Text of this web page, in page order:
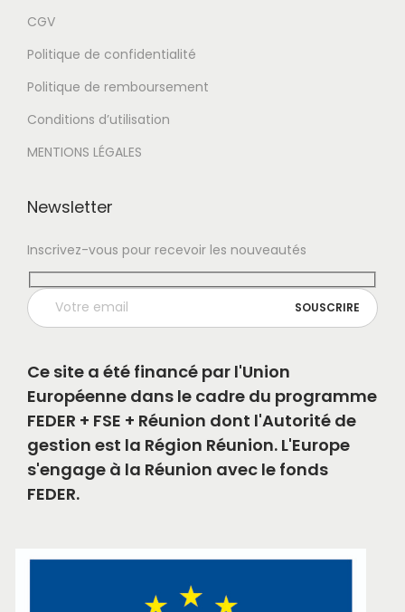
CGV
Politique de confidentialité
Politique de remboursement
Conditions d’utilisation
MENTIONS LÉGALES
Newsletter
Inscrivez-vous pour recevoir les nouveautés
Ce site a été financé par l'Union
Européenne dans le cadre du programme
FEDER + FSE + Réunion dont l'Autorité de
gestion est la Région Réunion. L'Europe
s'engage à la Réunion avec le fonds
FEDER.